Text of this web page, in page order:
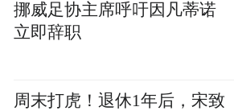
挪威足协主席呼吁因凡蒂诺
立即辞职
周末打虎！退休1年后，宋致